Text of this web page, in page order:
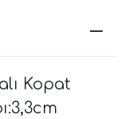
Kopat